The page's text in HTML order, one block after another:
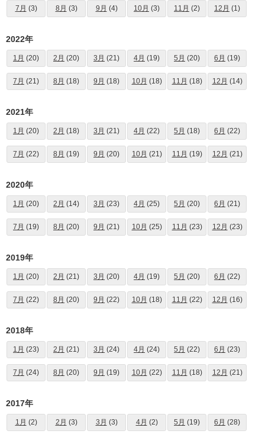
7月 (3) 8月 (3) 9月 (4) 10月 (3) 11月 (2) 12月 (1)
2022年
1月 (20) 2月 (20) 3月 (21) 4月 (19) 5月 (20) 6月 (19)
7月 (21) 8月 (18) 9月 (18) 10月 (18) 11月 (18) 12月 (14)
2021年
1月 (20) 2月 (18) 3月 (21) 4月 (22) 5月 (18) 6月 (22)
7月 (22) 8月 (19) 9月 (20) 10月 (21) 11月 (19) 12月 (21)
2020年
1月 (20) 2月 (14) 3月 (23) 4月 (25) 5月 (20) 6月 (21)
7月 (19) 8月 (20) 9月 (21) 10月 (25) 11月 (23) 12月 (23)
2019年
1月 (20) 2月 (21) 3月 (20) 4月 (19) 5月 (20) 6月 (22)
7月 (22) 8月 (20) 9月 (22) 10月 (18) 11月 (22) 12月 (16)
2018年
1月 (23) 2月 (21) 3月 (24) 4月 (24) 5月 (22) 6月 (23)
7月 (24) 8月 (20) 9月 (19) 10月 (22) 11月 (18) 12月 (21)
2017年
1月 (2) 2月 (3) 3月 (3) 4月 (2) 5月 (19) 6月 (28)